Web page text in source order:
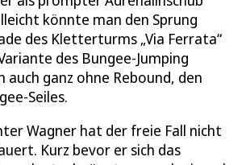
könnte man den Sprung
des Kletterturms „Via Ferrata“
des Bungee-Jumping
auch ganz ohne Rebound, den
Seiles.
Wagner hat der freie Fall nicht
Kurz bevor er sich das